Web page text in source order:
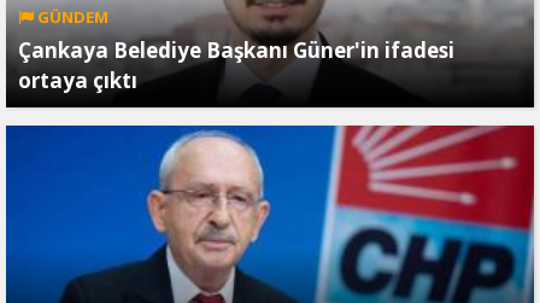
GÜNDEM
Çankaya Belediye Başkanı Güner'in ifadesi
ortaya çıktı